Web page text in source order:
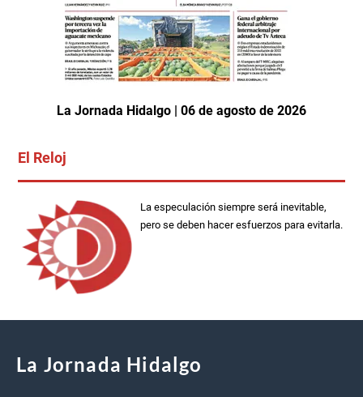
La Jornada Hidalgo | 06 de agosto de 2026
El Reloj
La especulación siempre será inevitable,
pero se deben hacer esfuerzos para evitarla.
La Jornada Hidalgo